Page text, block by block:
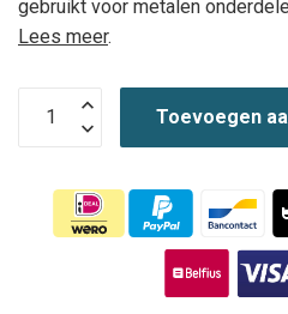
gebruikt voor metalen
Lees meer.
Toevoegen